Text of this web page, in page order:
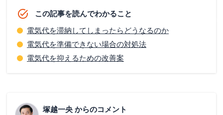
この記事を読んでわかること
電気代を滞納してしまったらどうなるのか
電気代を準備できない場合の対処法
電気代を抑えるための改善案
塚越一央 からのコメント